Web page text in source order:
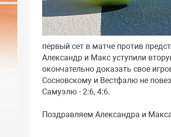
первый сет в матче против
Александр и Макс уступили
окончательно доказать свое
Сосновскому и Вестфалю не
Самуэлю - 2:6, 4:6.
Поздравляем Александра и